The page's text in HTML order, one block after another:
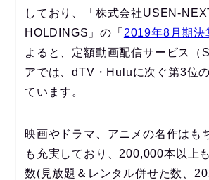
しており、「株式会社USEN-
HOLDINGS」の「 2019年8月期決
よると、定額動画配信サービス（
アでは、dTV・Huluに次ぐ第3位
ています。
映画やドラマ、アニメの名作はも
も充実しており、200,000本以上
数(見放題＆レンタル併せた数、